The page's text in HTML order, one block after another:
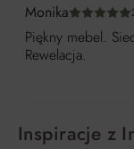
MonikaŚrednia
Piękny mebel.
Rewelacja.
Inspiracje z